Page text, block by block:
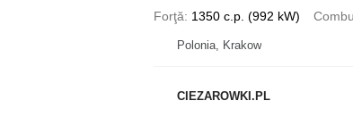
Forţă
1350 c.p. (992 kW)
Polonia, Krakow
CIEZAROWKI.PL